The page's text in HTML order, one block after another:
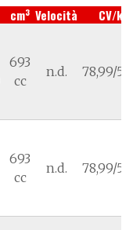
cm3 Velocità CV/kW
693
cc
n.d. 78,99/
693
cc
n.d. 78,99/